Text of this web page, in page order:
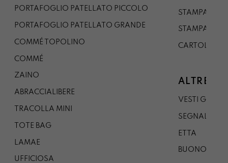
PORTAFOGLIO PATELLATO PICCOLO
PORTAFOGLIO PATELLATO GRANDE
COMMÉ TOPOLINO
COMMÉ
ZAINO
ABRACCIALIBERE
TRACOLLA MINI
TOTE BAG
LAMAE
UFFICIOSA
STAMPA A1
STAMPA A0
CARTOLINA
ALTRE
VESTI
SEGNALIBRO
ETTA
BUONO